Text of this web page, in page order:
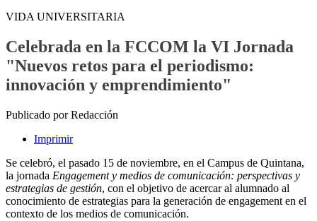
VIDA UNIVERSITARIA
Celebrada en la FCCOM la VI Jornada
"Nuevos retos para el periodismo:
innovación y emprendimiento"
Publicado por Redacción
Imprimir
Se celebró, el pasado 15 de noviembre, en el Campus de Quintana,
la jornada Engagement y medios de comunicación: perspectivas y
estrategias de gestión, con el objetivo de acercar al alumnado al
conocimiento de estrategias para la generación de engagement en el
contexto de los medios de comunicación.